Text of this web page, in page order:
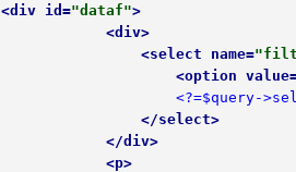
<div id ="dataf">
<div>
<select name=
<option value
<?=$query-
</select>
</div>
<p>